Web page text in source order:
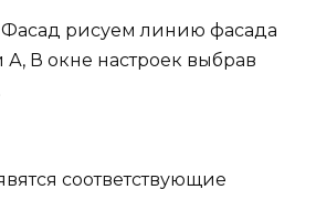
рисуем линию фасада
А, В окне настроек выбрав
соответствующие